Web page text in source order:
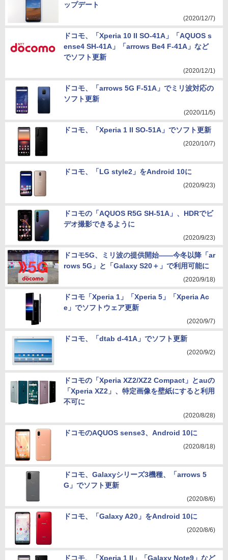
ップデート
(2020/12/7)
ドコモ、「Xperia 10 II SO-41A」「AQUOS s
ense4 SH-41A」「arrows Be4 F-41A」など
でソフト更新
(2020/12/1)
ドコモ、「arrows 5G F-51A」でミリ波対応の
ソフト更新
(2020/11/5)
ドコモ、「Xperia 1 II SO-51A」でソフト更新
(2020/10/7)
ドコモ、「LG style2」をAndroid 10に
(2020/9/23)
ドコモの「AQUOS R5G SH-51A」、HDRでビ
デオ撮影できるように
(2020/9/23)
ドコモ5G、ミリ波の提供開始――今冬以降「ar
rows 5G」と「Galaxy S20＋」で利用可能に
(2020/9/18)
ドコモ「Xperia 1」「Xperia 5」「Xperia Ac
e」でソフトウェア更新
(2020/9/7)
ドコモ、「dtab d-41A」でソフト更新
(2020/9/2)
ドコモの「Xperia XZ2/XZ2 Compact」とauの
「Xperia XZ2」、特定画像を壁紙にすると利用
不可に
(2020/8/28)
ドコモのAQUOS sense3、Android 10に
(2020/8/18)
ドコモ、Galaxyシリーズ3機種、「arrows 5
G」でソフト更新
(2020/8/6)
ドコモ、「Galaxy A20」をAndroid 10に
(2020/8/6)
ドコモ、「Xperia 1 II」「Galaxy Note9」など